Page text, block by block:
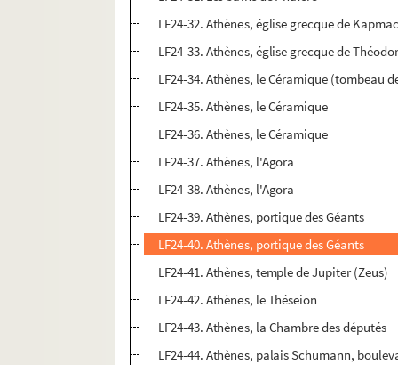
LF24-32. Athènes, église grecque de
LF24-33. Athènes, église grecque de
LF24-34. Athènes, le Céramique (tombeau
LF24-35. Athènes, le Céramique
LF24-36. Athènes, le Céramique
LF24-37. Athènes, l'Agora
LF24-38. Athènes, l'Agora
LF24-39. Athènes, portique des Géants
LF24-40. Athènes, portique des Géants
LF24-41. Athènes, temple de Jupiter (Zeus)
LF24-42. Athènes, le Théseion
LF24-43. Athènes, la Chambre des députés
LF24-44. Athènes, palais Schumann,